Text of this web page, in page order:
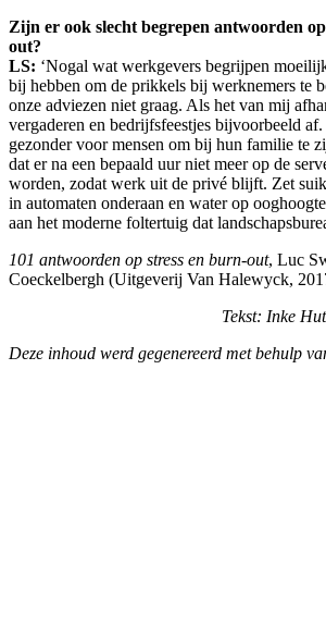
Zijn er ook slecht begrepen antwoorden
out?
LS: ‘Nogal wat werkgevers begrijpen
bij hebben om de prikkels bij werknemers te
onze adviezen niet graag. Als het van mij
vergaderen en bedrijfsfeestjes bijvoorbeeld
gezonder voor mensen om bij hun familie te
dat er na een bepaald uur niet meer op de
worden, zodat werk uit de privé blijft. Zet
in automaten onderaan en water op
aan het moderne foltertuig dat
101 antwoorden op stress en burn-out, Luc
Coeckelbergh (Uitgeverij Van Halewyck,
Tekst: Inke
Deze inhoud werd gegenereerd met behulp